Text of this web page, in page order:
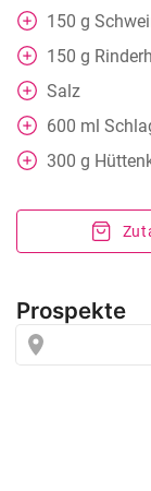
150 g
150 g
Salz
600 ml
300 g